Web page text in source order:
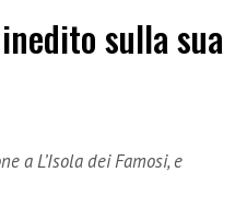
sulla sua
a L’Isola dei Famosi, e